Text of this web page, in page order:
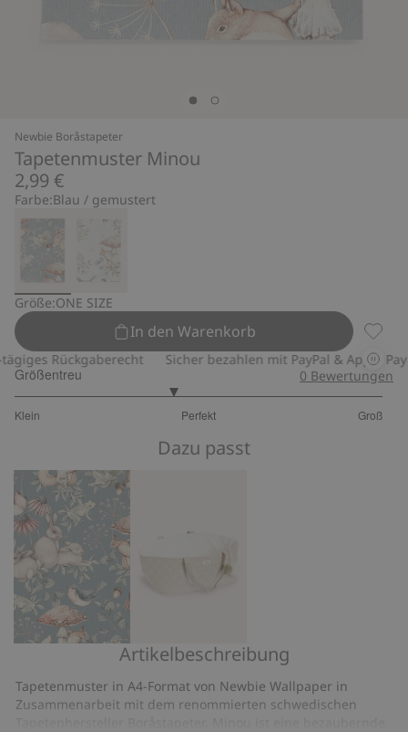
Newbie Boråstapeter
Tapetenmuster Minou
2,99 €
Farbe:Blau / gemustert
Größe:ONE SIZE
In den Warenkorb
Rückgaberecht Sicher bezahlen mit PayPal & Apple Pay
Größentreu
Klein Perfekt Groß
von
7
Bewertungen
0 Bewertungen
Dazu passt
Spielzeugkorb
Artikelbeschreibung
Tapetenmuster in A4-Format von Newbie Wallpaper in
Zusammenarbeit mit dem renommierten schwedischen